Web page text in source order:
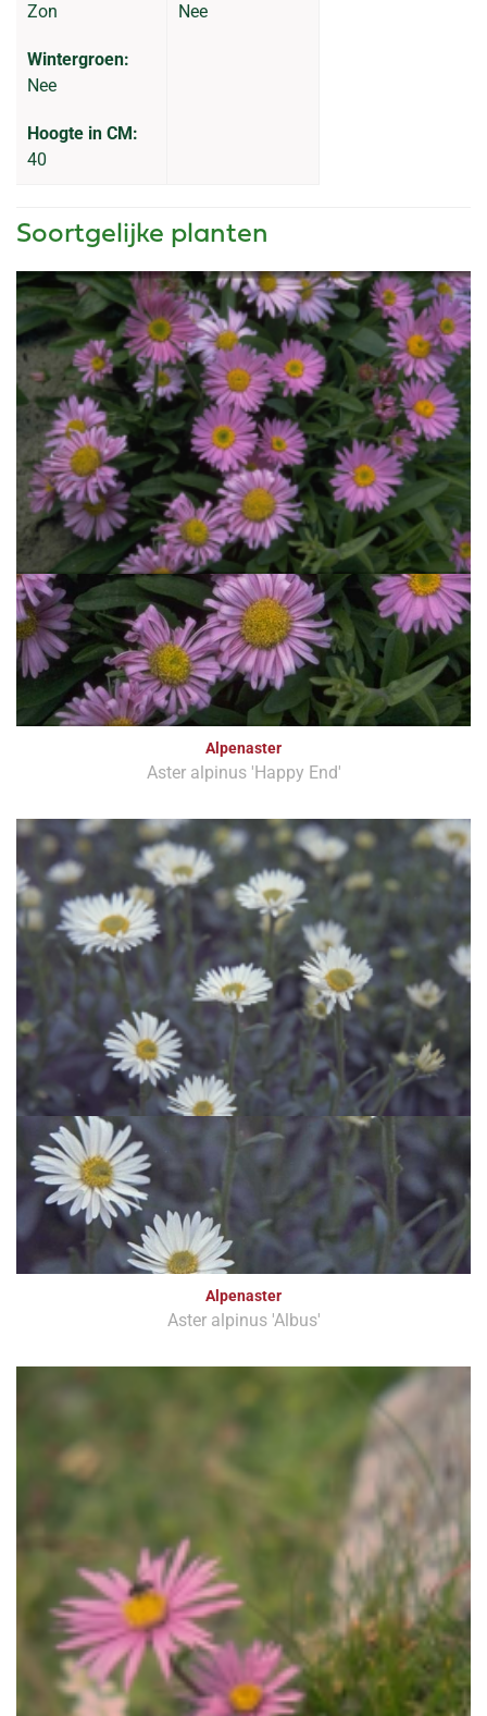
Zon
Wintergroen:
Nee
Hoogte in CM:
40
Nee
Soortgelijke planten
Alpenaster
Aster alpinus 'Happy End'
Alpenaster
Aster alpinus 'Albus'